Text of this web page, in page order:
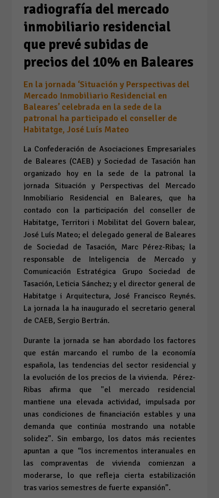
radiografía del mercado
inmobiliario residencial
que prevé subidas de
precios del 10% en Baleares
En la jornada ‘Situación y Perspectivas del
Mercado Inmobiliario Residencial en
Baleares’ celebrada en la sede de la
patronal ha participado el conseller de
Habitatge, José Luís Mateo
La Confederación de Asociaciones Empresariales
de Baleares (CAEB) y Sociedad de Tasación han
organizado hoy en la sede de la patronal la
jornada Situación y Perspectivas del Mercado
Inmobiliario Residencial en Baleares, que ha
contado con la participación del conseller de
Habitatge, Territori i Mobilitat del Govern balear,
José Luís Mateo; el delegado general de Baleares
de Sociedad de Tasación, Marc Pérez-Ribas; la
responsable de Inteligencia de Mercado y
Comunicación Estratégica Grupo Sociedad de
Tasación, Leticia Sánchez; y el director general de
Habitatge i Arquitectura, José Francisco Reynés.
La jornada la ha inaugurado el secretario general
de CAEB, Sergio Bertrán.
Durante la jornada se han abordado los factores
que están marcando el rumbo de la economía
española, las tendencias del sector residencial y
la evolución de los precios de la vivienda. Pérez-
Ribas afirma que "el mercado residencial
mantiene una elevada actividad, impulsada por
unas condiciones de financiación estables y una
demanda que continúa mostrando una notable
solidez”. Sin embargo, los datos más recientes
apuntan a que “los incrementos interanuales en
las compraventas de vivienda comienzan a
moderarse, lo que refleja cierta estabilización
tras varios semestres de fuerte expansión”.